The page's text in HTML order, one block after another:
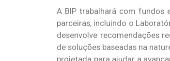
A BIP trabalhará com fundos
parceiras, incluindo o
desenvolve recomendações
de soluções baseadas na
projetada para ajudar a